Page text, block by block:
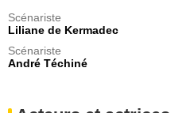
Scénariste
Liliane de Kermadec
Scénariste
André Téchiné